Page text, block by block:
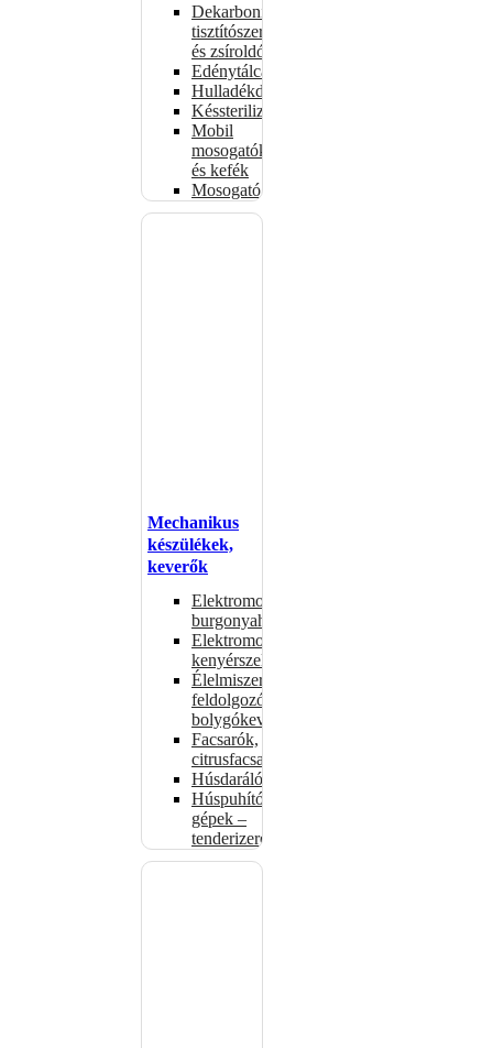
Dekarbonizáló
tisztítószerek
és zsíroldók
Edénytálcák
Hulladékdarálók
Késsterilizátorok
Mobil
mosogatók
és kefék
Mosogatógépkosarak
Mechanikus
készülékek,
keverők
Elektromos
burgonyahámozók
Elektromos
kenyérszeletelők
Élelmiszer-
feldolgozók –
bolygókeverők
Facsarók,
citrusfacsarók
Húsdarálók
Húspuhító
gépek –
tenderizerek